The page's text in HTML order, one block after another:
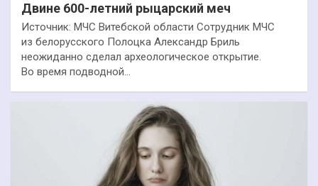
Двине 600-летний рыцарский меч
Источник: МЧС Витебской области Сотрудник МЧС
из белорусского Полоцка Александр Бриль
неожиданно сделал археологическое открытие.
Во время подводной…